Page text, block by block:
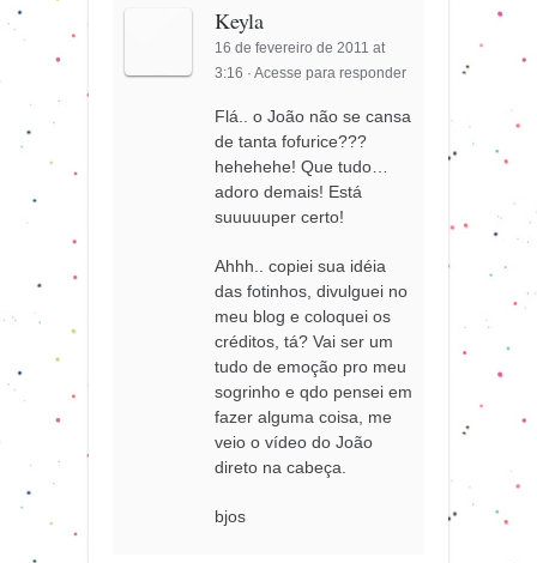
Keyla
16 de fevereiro de 2011 at
3:16 ·Acesse para responder
Flá.. o João não se cansa
de tanta fofurice???
hehehehe! Que tudo…
adoro demais! Está
suuuuuper certo!
Ahhh.. copiei sua idéia
das fotinhos, divulguei no
meu blog e coloquei os
créditos, tá? Vai ser um
tudo de emoção pro meu
sogrinho e qdo pensei em
fazer alguma coisa, me
veio o vídeo do João
direto na cabeça.
bjos